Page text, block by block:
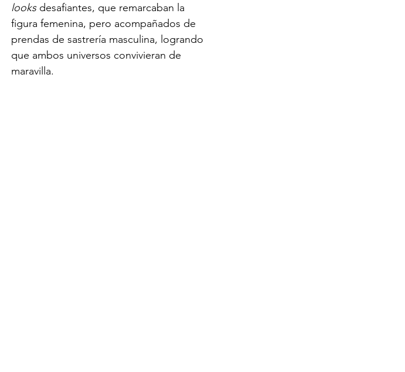
looks desafiantes, que remarcaban la
figura femenina, pero acompañados de
prendas de sastrería masculina, logrando
que ambos universos convivieran de
maravilla.